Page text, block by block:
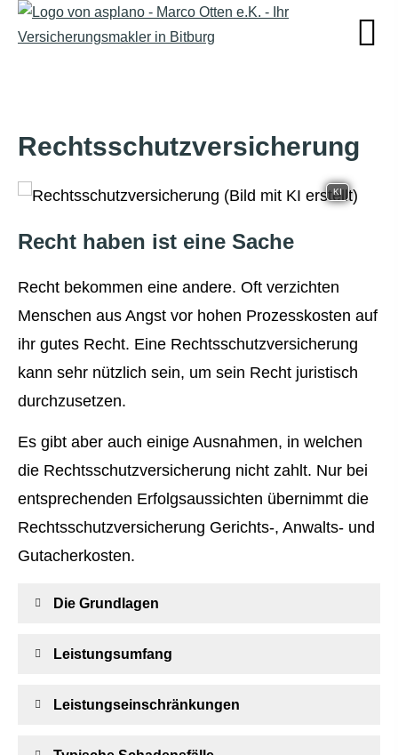
Rechts­schutz­ver­si­che­rung
KI
Recht haben ist eine Sache
Recht bekommen eine andere. Oft verzichten
Menschen aus Angst vor hohen Prozesskosten auf
ihr gutes Recht. Eine Rechts­schutz­ver­si­che­rung
kann sehr nützlich sein, um sein Recht juristisch
durchzusetzen.
Es gibt aber auch einige Ausnahmen, in welchen
die Rechts­schutz­ver­si­che­rung nicht zahlt. Nur bei
entsprechenden Erfolgsaussichten übernimmt die
Rechts­schutz­ver­si­che­rung Gerichts-, Anwalts- und
Gutacherkosten.
Die Grundlagen
Leistungsumfang
Leistungseinschränkungen